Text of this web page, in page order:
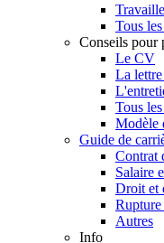
Tous
Conseils pour
Le CV
La
Tous
Modèle
Guide de
Contrat
Salaire
Droit et
Autres
Info